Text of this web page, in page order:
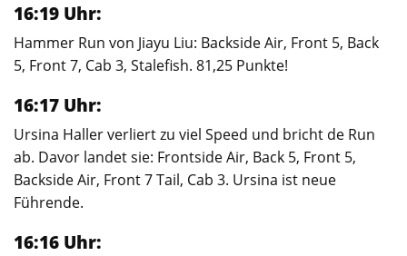
16:19 Uhr:
Hammer Run von Jiayu Liu: Backside Air, Front 5, Back
5, Front 7, Cab 3, Stalefish. 81,25 Punkte!
16:17 Uhr:
Ursina Haller verliert zu viel Speed und bricht de Run
ab. Davor landet sie: Frontside Air, Back 5, Front 5,
Backside Air, Front 7 Tail, Cab 3. Ursina ist neue
Führende.
16:16 Uhr: